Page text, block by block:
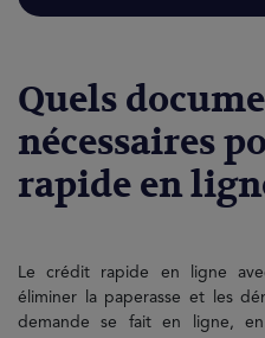
Quels
nécessaires
rapide en
Le crédit rapide en ligne
éliminer la paperasse et les
demande se fait en ligne,